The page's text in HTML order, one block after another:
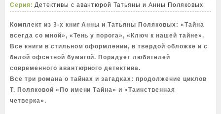
Серия: Детективы с авантюрой Татьяны и Анны Поляковых
Комплект из 3-х книг Анны и Татьяны Поляковых: «Тайна
всегда со мной», «Тень у порога», «Ключ к нашей тайне».
Все книги в стильном оформлении, в твердой обложке и с
белой офсетной бумагой. Порадует любителей
современного авантюрного детектива.
Все три романа о тайнах и загадках: продолжение циклов
Т. Поляковой «По имени Тайна» и «Таинственная
четверка».